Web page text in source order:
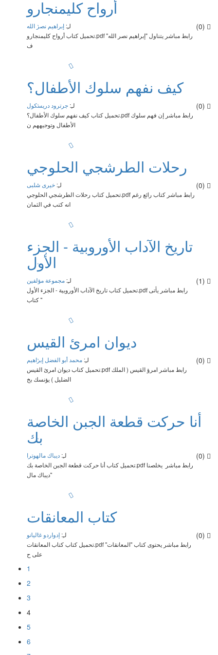
أرواح كليمنجارو
(0) لـِ: إبراهيم نصر الله
تحميل كتاب أرواح كليمنجارو.pdf رابط مباشر يتناول "إبراهيم نصر الله"
ف
كيف نفهم سلوك الأطفال؟
(0) لـِ: جرترود دريسكول
تحميل كتاب كيف نفهم سلوك الأطفال؟.pdf رابط مباشر إن فهم سلوك
الأطفال وتوجيههم ن
رحلات الطرشجي الحلوجي
(0) لـِ: خيرى شلبى
تحميل كتاب رحلات الطرشجي الحلوجي.pdf رابط مباشر كتاب رائع رغم
انه كتب في الثمان
تاريخ الآداب الأوروبية - الجزء
الأول
(1) لـِ: مجموعة مؤلفين
تحميل كتاب تاريخ الآداب الأوروبية - الجزء الأول.pdf رابط مباشر يأتى
كتاب "
ديوان امرئ القيس
(0) لـِ: محمد أبو الفضل إبراهيم
تحميل كتاب ديوان امرئ القيس.pdf رابط مباشر امرؤ القيس ( الملك
الضليل ) يؤنسك بخ
أنا حركت قطعة الجبن الخاصة
بك
(0) لـِ: ديباك مالهوترا
تحميل كتاب أنا حركت قطعة الجبن الخاصة بك.pdf رابط مباشر يخلصنا
"ديباك مال
كتاب المعانقات
(0) لـِ: إدواردو غاليانو
تحميل كتاب كتاب المعانقات.pdf رابط مباشر يحتوى كتاب "المعانقات"
على ح
1
2
3
4
5
6